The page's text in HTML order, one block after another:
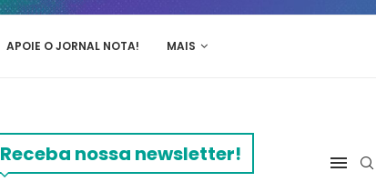
APOIE O JORNAL NOTA! MAIS
Receba nossa newsletter!